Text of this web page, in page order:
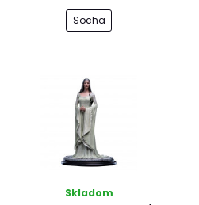
Socha
Skladom